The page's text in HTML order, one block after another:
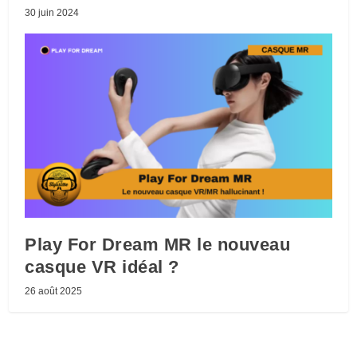
30 juin 2024
Play For Dream MR le nouveau
casque VR idéal ?
26 août 2025